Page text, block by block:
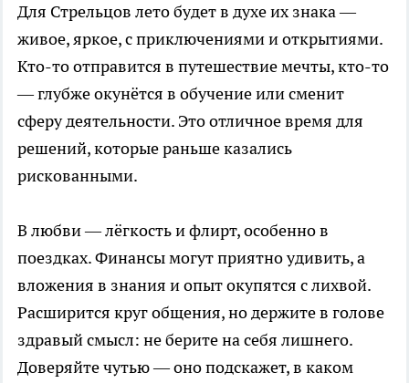
Для Стрельцов лето будет в духе их знака —
живое, яркое, с приключениями и открытиями.
Кто-то отправится в путешествие мечты, кто-то
— глубже окунётся в обучение или сменит
сферу деятельности. Это отличное время для
решений, которые раньше казались
рискованными.
В любви — лёгкость и флирт, особенно в
поездках. Финансы могут приятно удивить, а
вложения в знания и опыт окупятся с лихвой.
Расширится круг общения, но держите в голове
здравый смысл: не берите на себя лишнего.
Доверяйте чутью — оно подскажет, в каком